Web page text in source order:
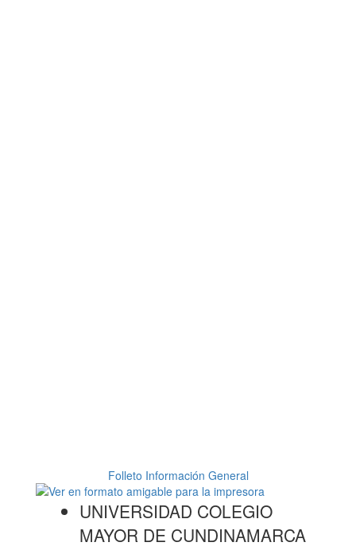
Folleto Información General
UNIVERSIDAD COLEGIO
MAYOR DE CUNDINAMARCA